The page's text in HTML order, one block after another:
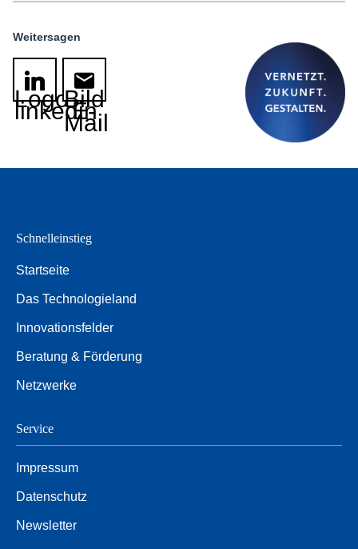
Weitersagen
Logo
linkedin
Bild
E-
Mail
Schnelleinstieg
Startseite
Das Technologieland
Innovationsfelder
Beratung & Förderung
Netzwerke
Service
Impressum
Datenschutz
Newsletter